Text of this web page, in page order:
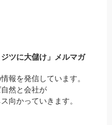
ツに大儲け」メルマガ
報を発信しています。
然と会社が
向かっていきます。